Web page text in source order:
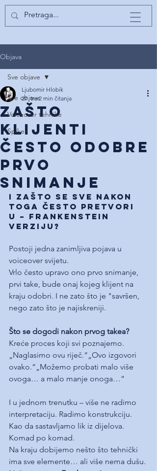
Objava
Sve objave
Voiceover tehnike
Spiker
Sve objave
Zašto
klijenti
često odobre
prvo
snimanje
Ljubomir Hlobik
27. tra 2 min čitanja
I zašto se sve nakon
toga često pretvori
u – Frankenstein
verziju?
Postoji jedna zanimljiva pojava u
voiceover svijetu.
Vrlo često upravo ono prvo snimanje,
prvi take, bude onaj kojeg klijent na
kraju odobri. I ne zato što je "savršen,
nego zato što je najiskreniji.
Što se dogodi nakon prvog takea?
Kreće proces koji svi poznajemo.
„Naglasimo ovu riječ.“„Ovo izgovori
ovako.“„Možemo probati malo više
ovoga… a malo manje onoga…“
I u jednom trenutku – više ne radimo
interpretaciju. Radimo konstrukciju.
Kao da sastavljamo lik iz dijelova.
Komad po komad.
Na kraju dobijemo nešto što tehnički
ima sve elemente… ali više nema dušu.